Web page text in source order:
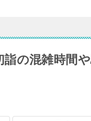
詣の混雑時間